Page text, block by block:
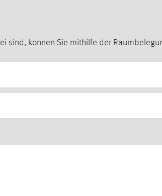
sind, können Sie mithilfe der